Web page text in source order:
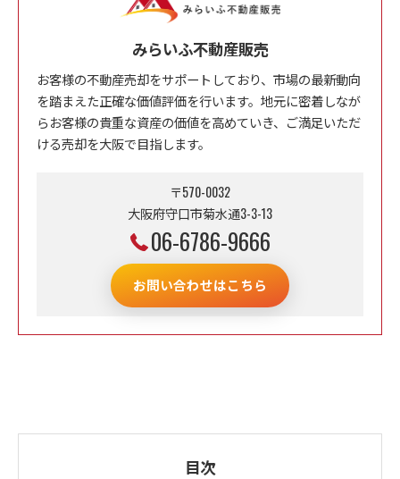
みらいふ不動産販売
お客様の不動産売却をサポートしており、市場の最新動向
を踏まえた正確な価値評価を行います。地元に密着しなが
らお客様の貴重な資産の価値を高めていき、ご満足いただ
ける売却を大阪で目指します。
〒570-0032
大阪府守口市菊水通3-3-13
06-6786-9666
お問い合わせはこちら
目次